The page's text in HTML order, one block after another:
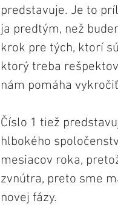
predstavuje. Je to
ja predtým, než
krok pre tých, ktorí
ktorý treba
nám pomáha
Číslo 1 tiež
hlbokého
mesiacov roka,
zvnútra, preto sme
novej fázy.